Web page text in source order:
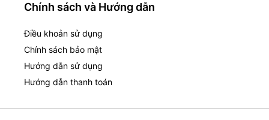
Chính sách và Hướng dẫn
Điều khoản sử dụng
Chính sách bảo mật
Hướng dẫn sử dụng
Hướng dẫn thanh toán